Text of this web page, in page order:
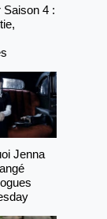
Saison 4 :
Jenna